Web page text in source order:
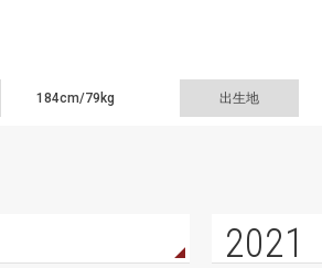
184cm/79kg 出生地
2021